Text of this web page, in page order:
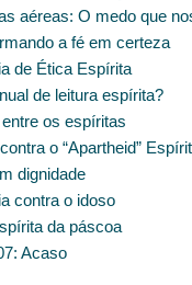
aéreas: O medo que
a fé em certeza
de Ética Espírita
de leitura espírita?
os espíritas
o “Apartheid”
dignidade
contra o idoso
da páscoa
Acaso